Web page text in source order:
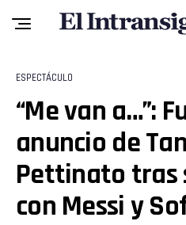
ESPECTÁCULO
“Me van a…”:
anuncio de
Pettinato tras
con Messi y